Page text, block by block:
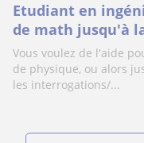
Etudiant en
de math jusqu'à
Vous voulez de l'aide
de physique, ou alors
les interrogations/...